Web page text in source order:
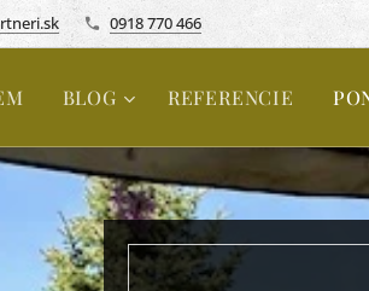
0918 770 466
BLOG REFERENCIE